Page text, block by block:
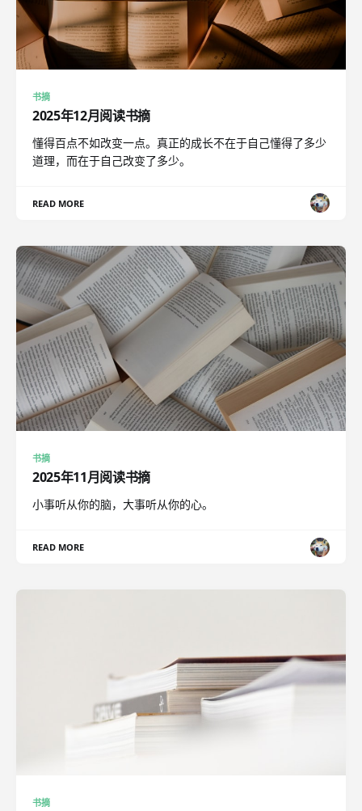
书摘
2025年12月阅读书摘
懂得百点不如改变一点。真正的成长不在于自己懂得了多少
道理，而在于自己改变了多少。
READ MORE
书摘
2025年11月阅读书摘
小事听从你的脑，大事听从你的心。
READ MORE
书摘